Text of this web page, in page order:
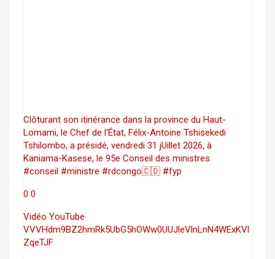
Clôturant son itinérance dans la province du Haut-
Lomami, le Chef de l'État, Félix-Antoine Tshisekedi
Tshilombo, a présidé, vendredi 31 jUillet 2026, à
Kaniama-Kasese, le 95e Conseil des ministres.
#conseil #ministre #rdcongo🇨🇩 #fyp
0 0
Vidéo YouTube
VVVHdm9BZ2hmRk5UbG5hOWw0UUJleVlnLnN4WExKVl
ZqeTJF